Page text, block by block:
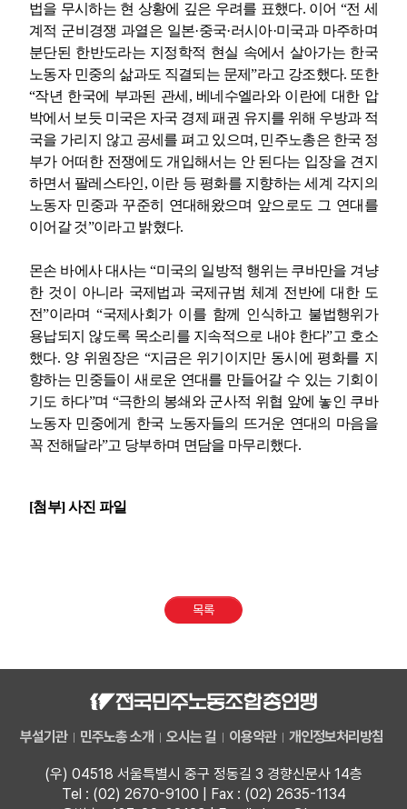
법을 무시하는 현 상황에 깊은 우려를 표했다. 이어 “전 세
계적 군비경쟁 과열은 일본·중국·러시아·미국과 마주하며
분단된 한반도라는 지정학적 현실 속에서 살아가는 한국
노동자 민중의 삶과도 직결되는 문제”라고 강조했다. 또한
“작년 한국에 부과된 관세 , 베네수엘라와 이란에 대한 압
박에서 보듯 미국은 자국 경제 패권 유지를 위해 우방과 적
국을 가리지 않고 공세를 펴고 있으며 , 민주노총은 한국 정
부가 어떠한 전쟁에도 개입해서는 안 된다는 입장을 견지
하면서 팔레스타인, 이란 등 평화를 지향하는 세계 각지의
노동자 민중과 꾸준히 연대해왔으며 앞으로도 그 연대를
이어갈 것”이라고 밝혔다.
몬손 바에사 대사는“미국의 일방적 행위는 쿠바만을 겨냥
한 것이 아니라 국제법과 국제규범 체계 전반에 대한 도
전”이라며“국제사회가 이를 함께 인식하고 불법행위가
용납되지 않도록 목소리를 지속적으로 내야 한다”고 호소
했다. 양 위원장은 “지금은 위기이지만 동시에 평화를 지
향하는 민중들이 새로운 연대를 만들어갈 수 있는 기회이
기도 하다”며 “극한의 봉쇄와 군사적 위협 앞에 놓인 쿠바
노동자 민중에게 한국 노동자들의 뜨거운 연대의 마음을
꼭 전해달라”고 당부하며 면담을 마무리했다.
[첨부]사진 파일
목록
부설기관 민주노총 소개 오시는 길 이용약관 개인정보처리방침
(우) 04518 서울특별시 중구 정동길 3 경향신문사 14층
Tel : (02) 2670-9100 | Fax : (02) 2635-1134